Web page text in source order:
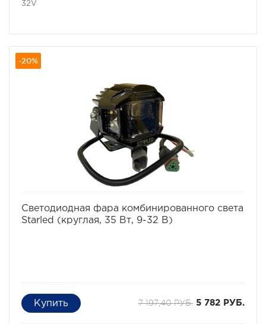
32V
-20%
Светодиодная фара комбинированного света
Starled (круглая, 35 Вт, 9-32 В)
7 197,40 РУБ. 5 782 РУБ.